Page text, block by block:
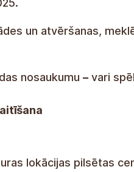
un atvēršanas,
nosaukumu – vari
lokācijas pilsētas